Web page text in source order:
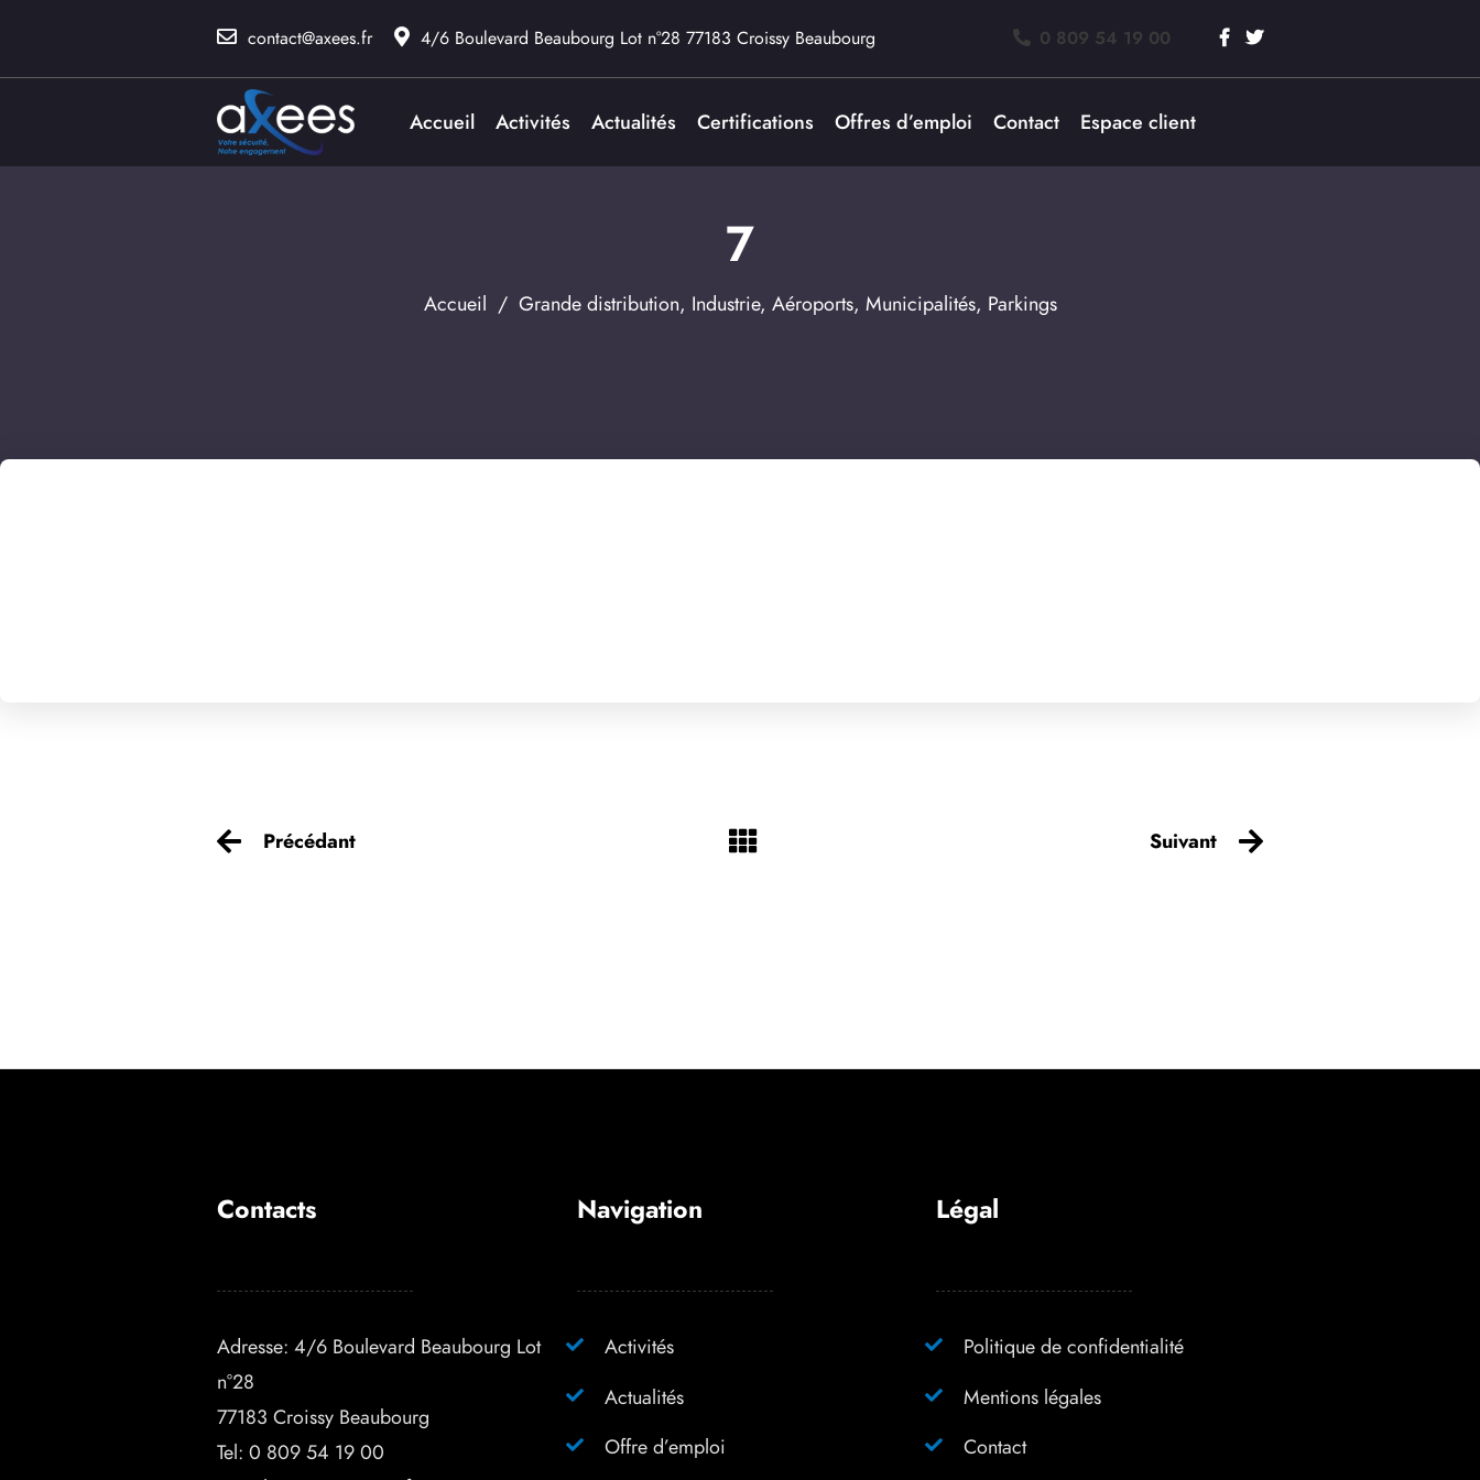
contact@axees.fr 4/6 Boulevard Beaubourg Lot n°28 77183 Croissy Beaubourg 0 809 54 19 00
Accueil Activités Actualités Certifications Offres d’emploi Contact Espace client
7
Accueil / Grande distribution, Industrie, Aéroports, Municipalités, Parkings
Précédant Suivant
Contacts
Adresse: 4/6 Boulevard Beaubourg Lot
n°28
77183 Croissy Beaubourg
Tel: 0 809 54 19 00
Navigation
Activités
Actualités
Offre d’emploi
Légal
Politique de confidentialité
Mentions légales
Contact